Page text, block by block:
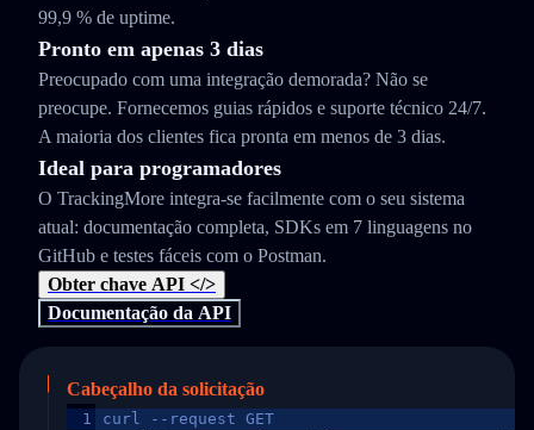
99,9 % de uptime.
Pronto em apenas 3 dias
Preocupado com uma integração demorada? Não se
preocupe. Fornecemos guias rápidos e suporte técnico 24/7.
A maioria dos clientes fica pronta em menos de 3 dias.
Ideal para programadores
O TrackingMore integra-se facilmente com o seu sistema
atual: documentação completa, SDKs em 7 linguagens no
GitHub e testes fáceis com o Postman.
Obter chave API </>
Documentação da API
Cabeçalho da solicitação
1
curl --request GET